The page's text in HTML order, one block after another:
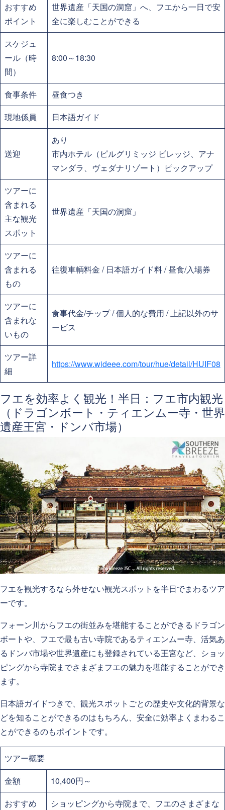
おすすめ
ポイント
世界遺産「天国の洞窟」へ、フエから一日で安
全に楽しむことができる
スケジュ
ール（時
間）
8:00～18:30
食事条件
昼食つき
現地係員
日本語ガイド
送迎
あり
市内ホテル（ピルグリミッジ ビレッジ、アナ
マンダラ、ヴェダナリゾート）ピックアップ
ツアーに
含まれる
主な観光
スポット
世界遺産「天国の洞窟」
ツアーに
含まれる
もの
往復車輌料金 / 日本語ガイド料 / 昼食/入場券
ツアーに
含まれな
いもの
食事代金/チップ / 個人的な費用 / 上記以外のサ
ービス
ツアー詳
細
https://www.wideee.com/tour/hue/detail/HUIF08
フエを効率よく観光！半日：フエ市内観光
（ドラゴンボート・ティエンムー寺・世界
遺産王宮・ドンバ市場）
フエを観光するなら外せない観光スポットを半日でまわるツア
ーです。
フォーン川からフエの街並みを堪能することができるドラゴン
ボートや、フエで最も古い寺院であるティエンムー寺、活気あ
るドンバ市場や世界遺産にも登録されている王宮など、ショッ
ピングから寺院までさまざまフエの魅力を堪能することができ
ます。
日本語ガイドつきで、観光スポットごとの歴史や文化的背景な
どを知ることができるのはもちろん、安全に効率よくまわるこ
とができるのもポイントです。
ツアー概要
金額
10,400円～
おすすめ
ショッピングから寺院まで、フエのさまざまな